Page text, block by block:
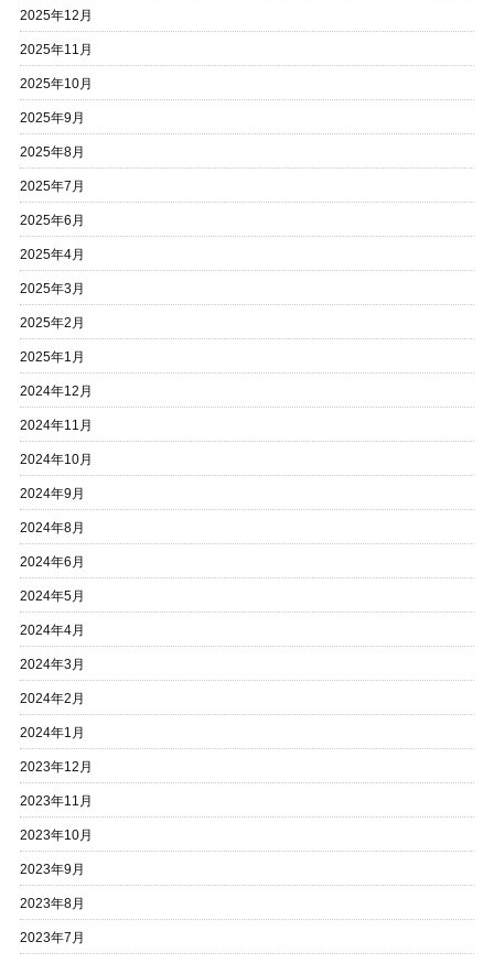
2025年12月
2025年11月
2025年10月
2025年9月
2025年8月
2025年7月
2025年6月
2025年4月
2025年3月
2025年2月
2025年1月
2024年12月
2024年11月
2024年10月
2024年9月
2024年8月
2024年6月
2024年5月
2024年4月
2024年3月
2024年2月
2024年1月
2023年12月
2023年11月
2023年10月
2023年9月
2023年8月
2023年7月